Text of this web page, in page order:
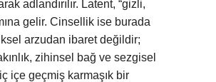
adlandırılır. Latent, “gizli,
gelir. Cinsellik ise burada
arzudan ibaret değildir;
zihinsel bağ ve sezgisel
içe geçmiş karmaşık bir